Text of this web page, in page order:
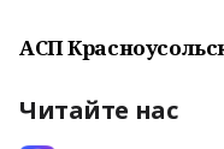
АСП
Читайте нас